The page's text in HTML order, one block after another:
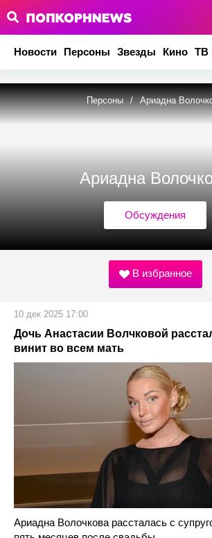
Новости Персоны Звезды Кино ТВ
Персоны / Ариадна
Ариадна
Обсуждения
В избранное
10 дек 2025 17:00
Дочь Анастасии Волчковой
винит во всем мать
Ариадна Волочкова рассталась с